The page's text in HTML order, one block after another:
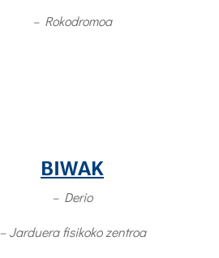
– Rokodromoa
BIWAK
– Derio
– Jarduera fisikoko zentroa